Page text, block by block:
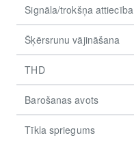
Signāla/trokšņa attiecība
Šķērsrunu vājināšana
THD
Barošanas avots
Tīkla spriegums